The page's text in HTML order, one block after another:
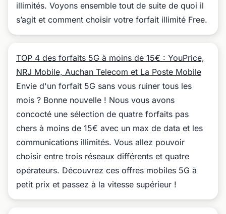
illimités. Voyons ensemble tout de suite de quoi il
s’agit et comment choisir votre forfait illimité Free.
TOP 4 des forfaits 5G à moins de 15€ : YouPrice,
NRJ Mobile, Auchan Telecom et La Poste Mobile
Envie d'un forfait 5G sans vous ruiner tous les
mois ? Bonne nouvelle ! Nous vous avons
concocté une sélection de quatre forfaits pas
chers à moins de 15€ avec un max de data et les
communications illimités. Vous allez pouvoir
choisir entre trois réseaux différents et quatre
opérateurs. Découvrez ces offres mobiles 5G à
petit prix et passez à la vitesse supérieur !